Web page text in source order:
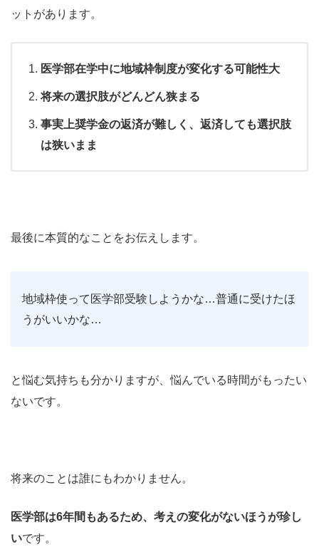
ットがあります。
医学部在学中に地域枠制度が変化する可能性大
将来の選択肢がどんどん狭まる
事実上奨学金の返済が難しく、返済しても選択肢
は狭いまま
最後に本質的なことをお伝えします。
地域枠使って医学部受験しようかな…普通に受けたほ
うがいいかな…
と悩む気持ちも分かりますが、悩んでいる時間がもったい
ないです。
将来のことは誰にもわかりません。
医学部は6年間もあるため、考えの変化がないほうが珍し
いです。